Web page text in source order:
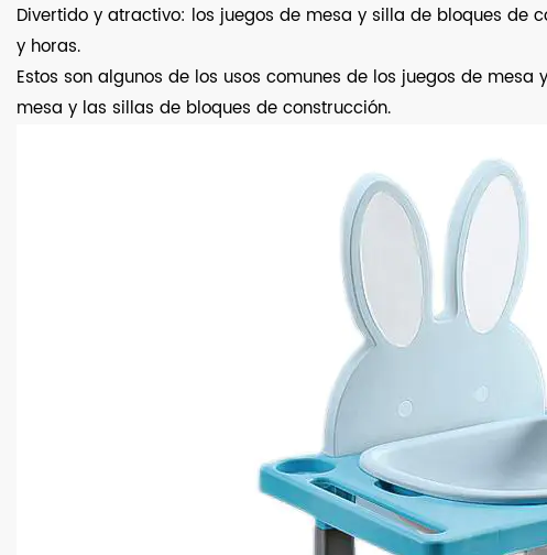
Divertido y atractivo: los juegos de mesa y silla de bloques de
y horas.
Estos son algunos de los usos comunes de los juegos de
mesa y las sillas de bloques de construcción.